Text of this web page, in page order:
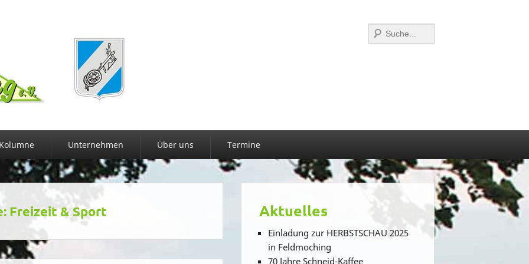
Suchen
Kolumne Unternehmen Über uns Termine
Freizeit & Sport Aktuelles
Einladung zur HERBSTSCHAU 2025
in Feldmoching
70 Jahre Schneid-Kaffee